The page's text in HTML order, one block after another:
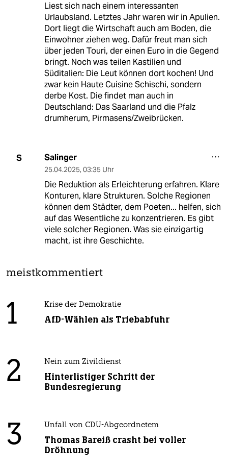
Liest sich nach einem interessanten
Urlaubsland. Letztes Jahr waren wir in Apulien.
Dort liegt die Wirtschaft auch am Boden, die
Einwohner ziehen weg. Dafür freut man sich
über jeden Touri, der einen Euro in die Gegend
bringt. Noch was teilen Kastilien und
Süditalien: Die Leut können dort kochen! Und
zwar kein Haute Cuisine Schischi, sondern
derbe Kost. Die findet man auch in
Deutschland: Das Saarland und die Pfalz
drumherum, Pirmasens/Zweibrücken.
S Salinger
25.04.2025, 03:35 Uhr
Die Reduktion als Erleichterung erfahren. Klare
Konturen, klare Strukturen. Solche Regionen
können dem Städter, dem Poeten... helfen, sich
auf das Wesentliche zu konzentrieren. Es gibt
viele solcher Regionen. Was sie einzigartig
macht, ist ihre Geschichte.
meistkommentiert
1 Krise der Demokratie
AfD-Wählen als Triebabfuhr
2 Nein zum Zivildienst
Hinterlistiger Schritt der
Bundesregierung
3 Unfall von CDU-Abgeordnetem
Thomas Bareiß crasht bei voller
Dröhnung